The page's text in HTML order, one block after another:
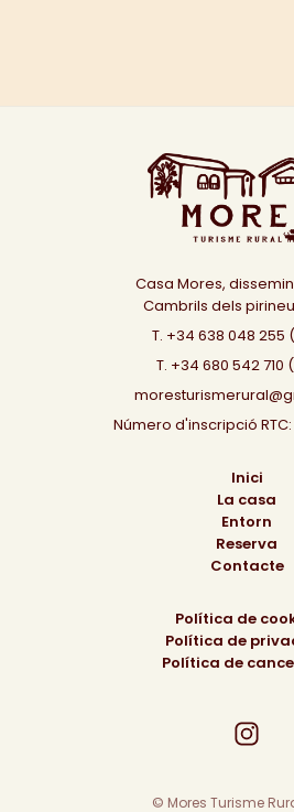
Casa Mores,
Cambrils dels
T. +34 638 048 255
T. +34 680 542 710
Número d'inscripció RTC:
Inici
La casa
Entorn
Reserva
Contacte
Política de
Política de
Política de
© Mores Turisme